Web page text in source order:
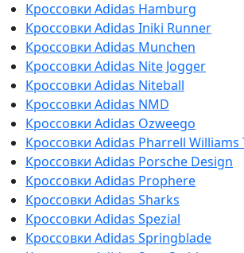
Кроссовки Adidas Hamburg
Кроссовки Adidas Iniki Runner
Кроссовки Adidas Munchen
Кроссовки Adidas Nite Jogger
Кроссовки Adidas Niteball
Кроссовки Adidas NMD
Кроссовки Adidas Ozweego
Кроссовки Adidas Pharrell Williams
Кроссовки Adidas Porsche Design
Кроссовки Adidas Prophere
Кроссовки Adidas Sharks
Кроссовки Adidas Spezial
Кроссовки Adidas Springblade